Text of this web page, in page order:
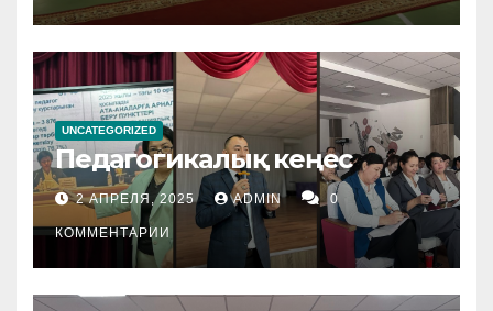
UNCATEGORIZED
Педагогикалық кеңес
2 АПРЕЛЯ, 2025 ADMIN 0
КОММЕНТАРИИ